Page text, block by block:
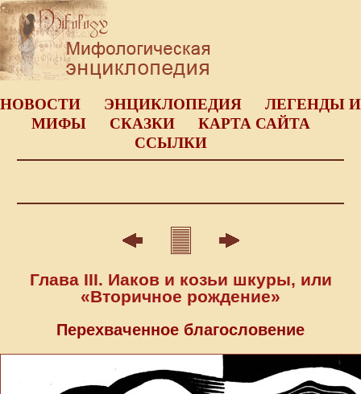
НОВОСТИ ЭНЦИКЛОПЕДИЯ
ЛЕГЕНДЫ И
МИФЫ
СКАЗКИ
КАРТА САЙТА
ССЫЛКИ
Глава III. Иаков и козьи шкуры, или
«Вторичное рождение»
Перехваченное благословение